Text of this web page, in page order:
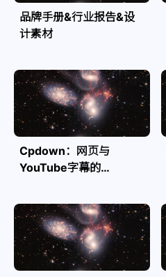
品牌手册&行业报告&设
计素材
Cpdown：网页与
YouTube字幕的